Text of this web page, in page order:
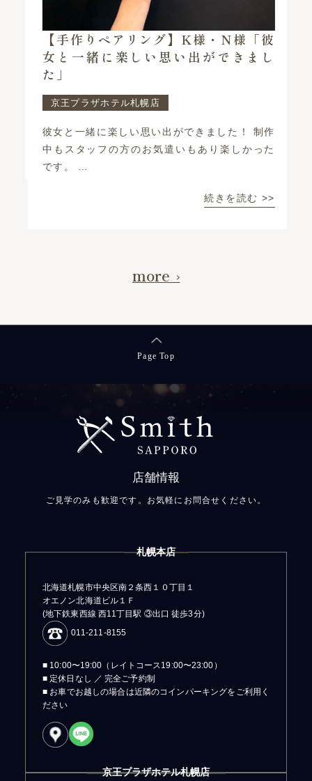
【手作りペアリング】K様・N様「彼
女と一緒に楽しい思い出ができまし
た」
京王プラザホテル札幌店
彼女と一緒に楽しい思い出ができました！ 制作
中もスタッフの方のお気遣いもあり楽しかった
です。 …
続きを読む >>
more
Page Top
店舗情報
ご見学のみも歓迎です。お気軽にお問合せください。
札幌本店
北海道札幌市中央区南２条西１０丁目１
オエノン北海道ビル１Ｆ
(地下鉄東西線 西11丁目駅 ③出口 徒歩3分)
011-211-8155
■ 10:00〜19:00（レイトコース19:00〜23:00）
■ 定休日なし ／ 完全ご予約制
■ お車でお越しの場合は近隣のコインパーキングをご利用く
ださい
京王プラザホテル札幌店